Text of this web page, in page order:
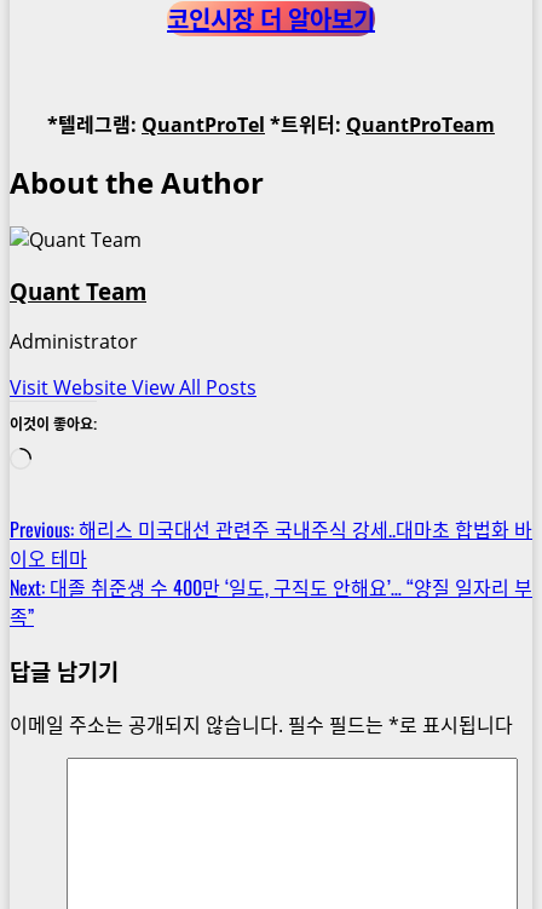
코인시장 더 알아보기
*텔레그램: QuantProTel *트위터: QuantProTeam
About the Author
Quant Team
Administrator
Visit WebsiteView All Posts
이것이 좋아요:
로
중...
Post
navigation
Previous:해리스 미국대선 관련주 국내주식 강세..대마초 합법화 바
이오 테마
Next: 대졸 취준생 수 400만 ‘일도, 구직도 안해요’… “양질 일자리 부
족”
답글 남기기
이메일 주소는 공개되지 않습니다. 필수 필드는 *로 표시됩니다